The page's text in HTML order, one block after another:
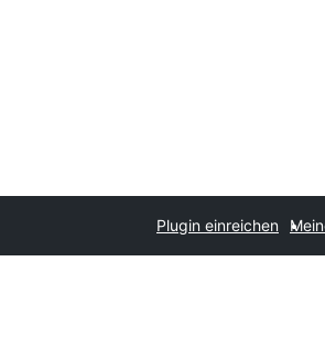
Plugin einreichen